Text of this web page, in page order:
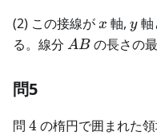
(2) この接線がx
x 軸, y
y軸
る。線分 AB
ABの長さの最
問5
問 4
4 の楕円で囲まれた